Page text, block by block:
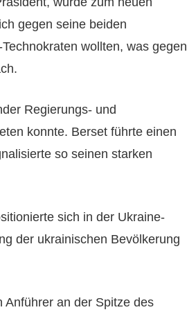
gegen seine beiden
wollten, was gegen
Regierungs- und
konnte. Berset führte einen
so seinen starken
sich in der Ukraine-
der ukrainischen Bevölkerung
Anführer an der Spitze des